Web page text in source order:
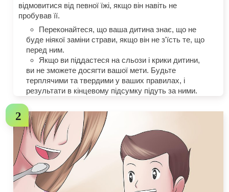
відмовитися від певної їжі, якщо він навіть не
пробував її.
Переконайтеся, що ваша дитина знає, що не
буде ніякої заміни страви, якщо він не з'їсть те, що
перед ним.
Якщо ви піддастеся на сльози і крики дитини,
ви не зможете досягти вашої мети. Будьте
терплячими та твердими у ваших правилах, і
результати в кінцевому підсумку підуть за ними.